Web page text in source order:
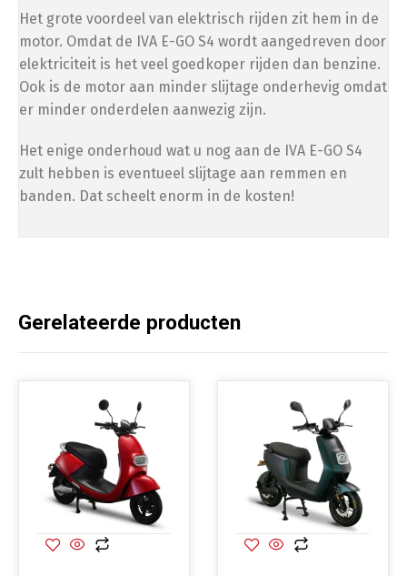
Het grote voordeel van elektrisch rijden zit hem in de
motor. Omdat de IVA E-GO S4 wordt aangedreven door
elektriciteit is het veel goedkoper rijden dan benzine.
Ook is de motor aan minder slijtage onderhevig omdat
er minder onderdelen aanwezig zijn.
Het enige onderhoud wat u nog aan de IVA E-GO S4
zult hebben is eventueel slijtage aan remmen en
banden. Dat scheelt enorm in de kosten!
Gerelateerde producten